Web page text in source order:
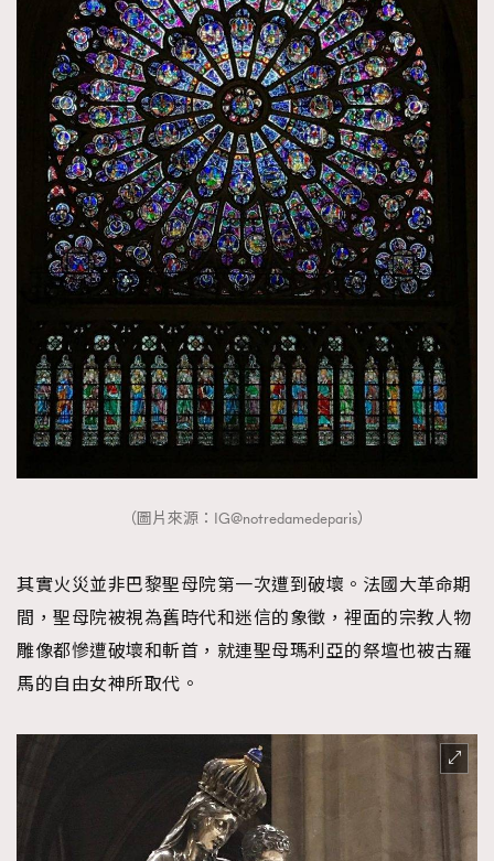
（圖片來源：IG@notredamedeparis）
其實火災並非巴黎聖母院第一次遭到破壞。法國大革命期
間，聖母院被視為舊時代和迷信的象徵，裡面的宗教人物
雕像都慘遭破壞和斬首，就連聖母瑪利亞的祭壇也被古羅
馬的自由女神所取代。